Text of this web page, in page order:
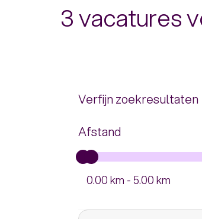
3 vacatures
Verfijn zoekresultaten
Afstand
0.00 km - 5.00 km